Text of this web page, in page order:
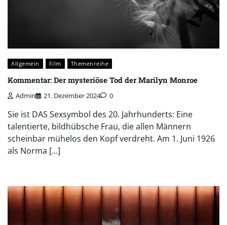
Allgemein Film Themenreihe
Kommentar: Der mysteriöse Tod der Marilyn Monroe
Admin 21. Dezember 2024 0
Sie ist DAS Sexsymbol des 20. Jahrhunderts: Eine
talentierte, bildhübsche Frau, die allen Männern
scheinbar mühelos den Kopf verdreht. Am 1. Juni 1926
als Norma […]